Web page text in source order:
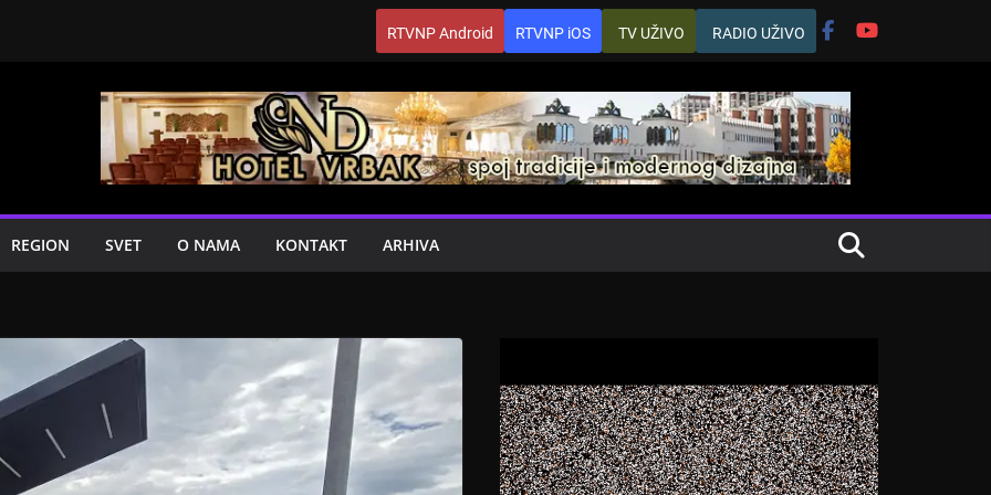
RTVNP Android RTVNP iOS TV UŽIVO RADIO UŽIVO
REGION SVET O NAMA KONTAKT ARHIVA